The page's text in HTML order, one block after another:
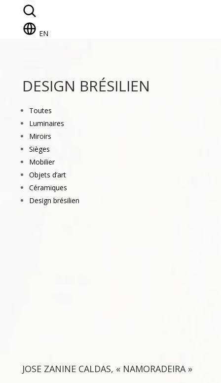
EN
DESIGN BRÉSILIEN
Toutes
Luminaires
Miroirs
Sièges
Mobilier
Objets d’art
Céramiques
Design brésilien
JOSE ZANINE CALDAS, « NAMORADEIRA »